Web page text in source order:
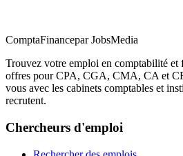
ComptaFinancepar JobsMedia
Trouvez votre emploi en comptabilité et
offres pour CPA, CGA, CMA, CA et
vous avec les cabinets comptables et
recrutent.
Chercheurs d'emploi